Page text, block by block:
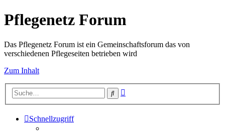
Pflegenetz Forum
Das Pflegenetz Forum ist ein Gemeinschaftsforum das von
verschiedenen Pflegeseiten betrieben wird
Zum Inhalt
Suche
Schnellzugriff